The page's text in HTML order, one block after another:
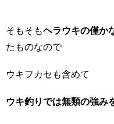
そもそもヘラウキの僅か
たものなので
ウキフカセも含めて
ウキ釣りでは無類の強み